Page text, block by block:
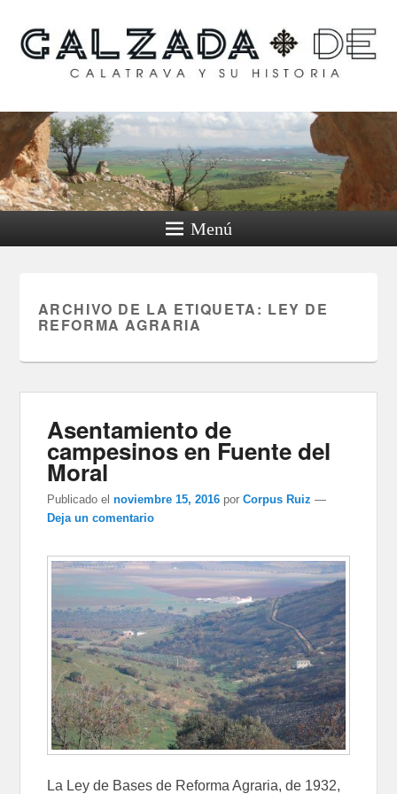
Calzada de Calatrava y
su historia
Menú
ARCHIVO DE LA ETIQUETA: LEY DE
REFORMA AGRARIA
Asentamiento de
campesinos en Fuente del
Moral
Publicado el noviembre 15, 2016 porCorpus Ruiz —
Deja un comentario
La Ley de Bases de Reforma Agraria, de 1932,